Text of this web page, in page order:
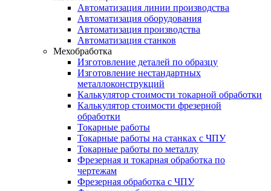
Автоматизация линии производства
Автоматизация оборудования
Автоматизация производства
Автоматизация станков
Мехобработка
Изготовление деталей по образцу
Изготовление нестандартных
металлоконструкций
Калькулятор стоимости токарной обработки
Калькулятор стоимости фрезерной
обработки
Токарные работы
Токарные работы на станках с ЧПУ
Токарные работы по металлу
Фрезерная и токарная обработка по
чертежам
Фрезерная обработка с ЧПУ